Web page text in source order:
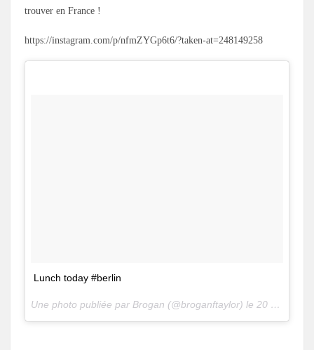
trouver en France !
https://instagram.com/p/nfmZYGp6t6/?taken-at=248149258
Lunch today #berlin
Une photo publiée par Brogan (@broganftaylor) le 20 Nov. 2015 à 8h28 PST